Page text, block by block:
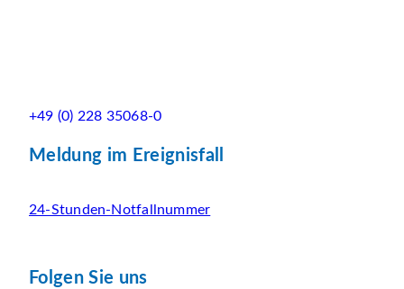
+49 (0) 228 35068-0
Meldung im Ereignisfall
24-Stunden-Notfallnummer
Folgen Sie uns